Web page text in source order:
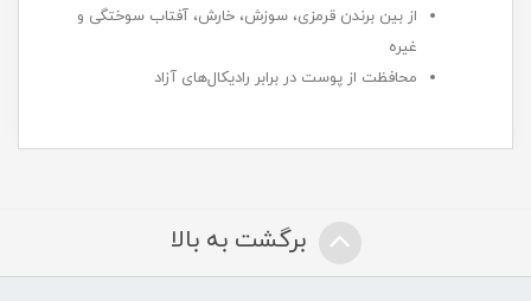
از بین برندن قرمزی، سوزش، خارش، آفتاب سوختگی و
غیره
محافظت از پوست در برابر رادیکال‌های آزاد
برگشت به بالا